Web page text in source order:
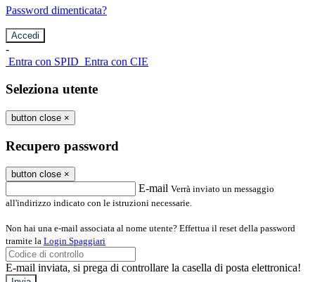
Password dimenticata?
-
Entra con SPID Entra con CIE
Seleziona utente
button close ×
Recupero password
button close ×
E-mail Verrà inviato un messaggio
all'indirizzo indicato con le istruzioni necessarie.
Non hai una e-mail associata al nome utente? Effettua il reset della password
tramite la Login Spaggiari
E-mail inviata, si prega di controllare la casella di posta elettronica!